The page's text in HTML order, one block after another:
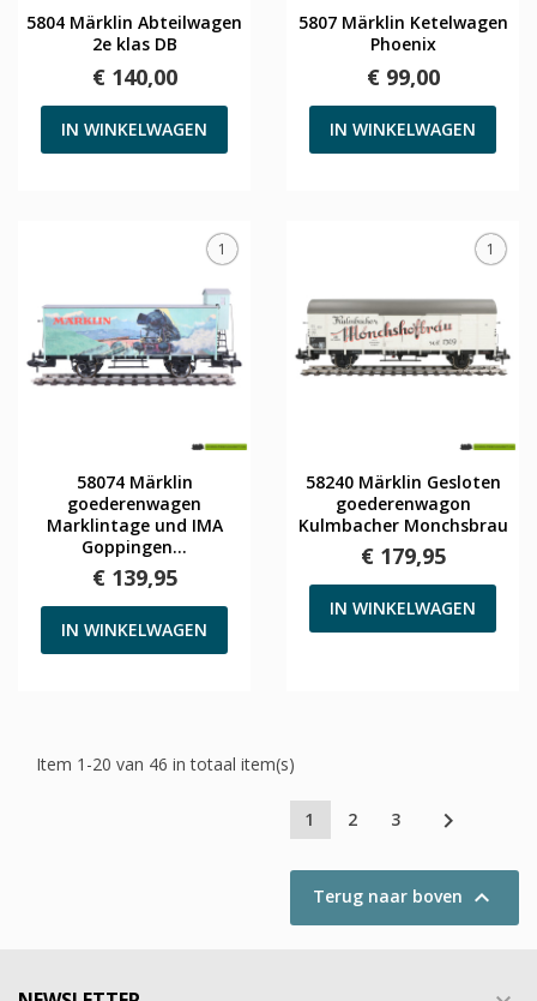
5804 Märklin Abteilwagen
2e klas DB
€ 140,00
IN WINKELWAGEN
5807 Märklin Ketelwagen
Phoenix
€ 99,00
IN WINKELWAGEN
1
58074 Märklin
goederenwagen
Marklintage und IMA
Goppingen...
€ 139,95
IN WINKELWAGEN
1
58240 Märklin Gesloten
goederenwagon
Kulmbacher Monchsbrau
€ 179,95
IN WINKELWAGEN
Item 1-20 van 46 in totaal item(s)
1 2 3 
Terug naar boven 